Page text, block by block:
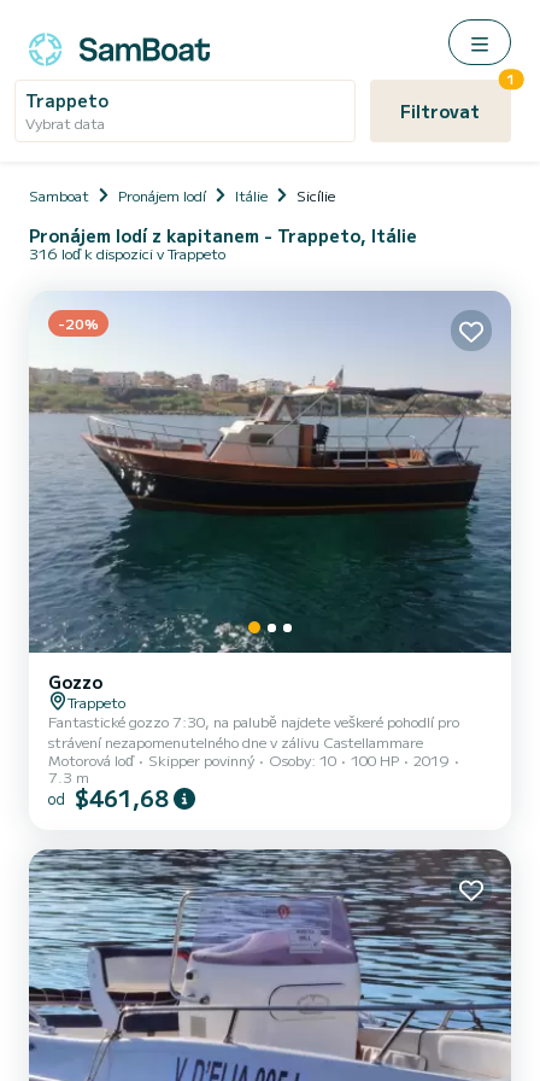
Trappeto
Vybrat data Filtrovat
1
Samboat Pronájem lodí Itálie Sicílie
Pronájem lodí z kapitanem - Trappeto, Itálie
316 loď k dispozici v Trappeto
-20%
Gozzo
Trappeto
Fantastické gozzo 7:30, na palubě najdete veškeré pohodlí pro
strávení nezapomenutelného dne v zálivu Castellammare
Motorová loď
Skipper povinný Osoby: 10 100 HP
2019
7.3 m
od $461,68